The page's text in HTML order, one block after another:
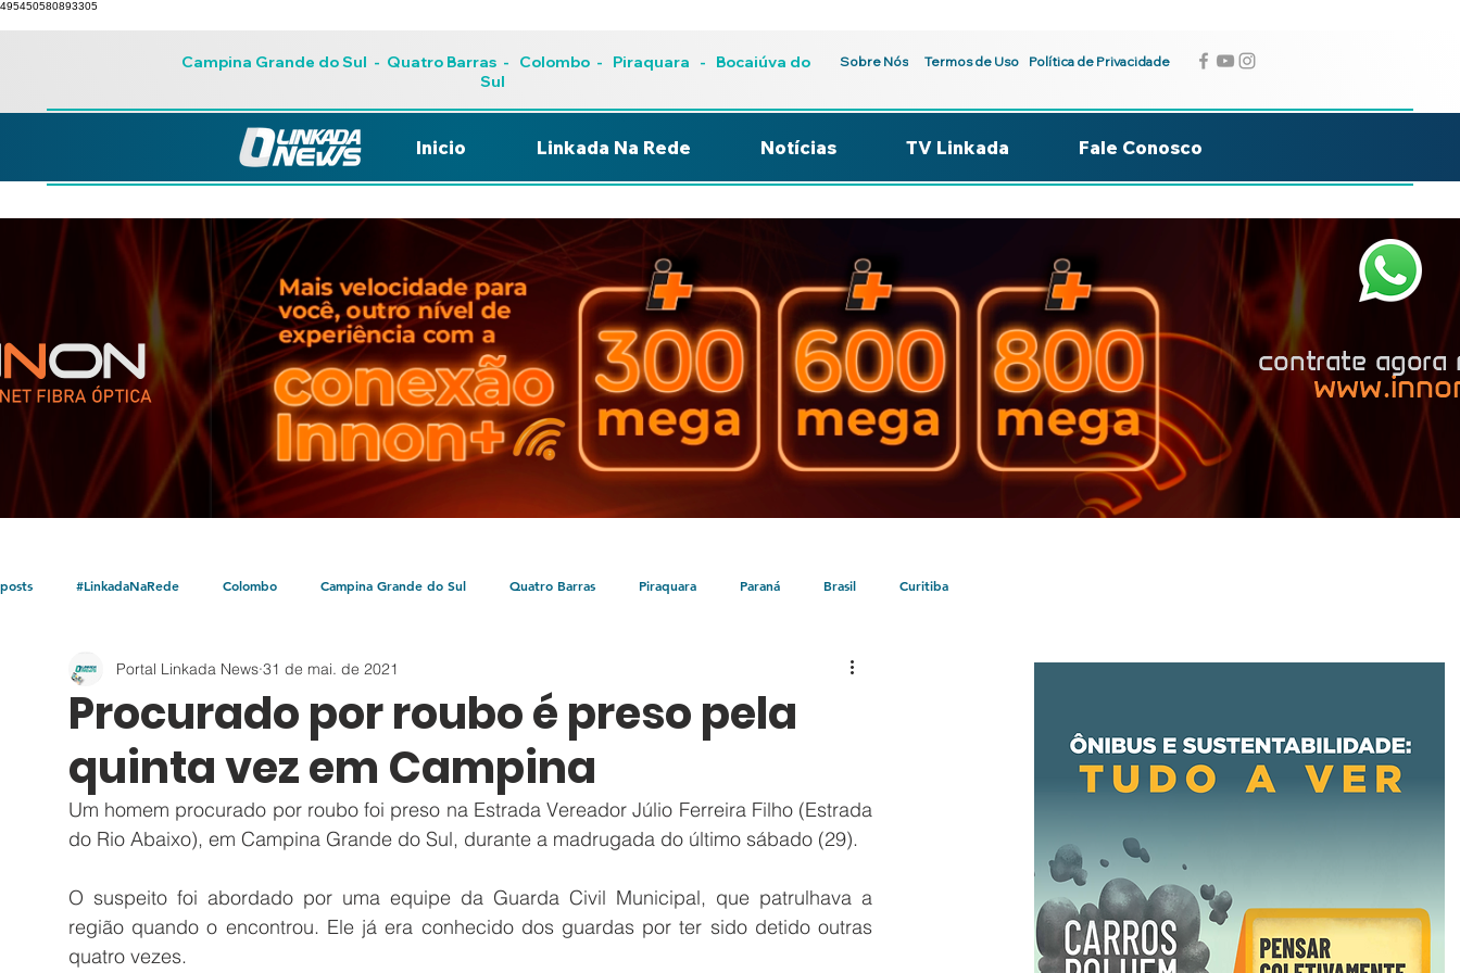
495450580893305
Campina Grande do Sul - Quatro Barras- Colombo- Piraquara - Bocaiúva do
Sul
Sobre Nós Termos de Uso Política de Privacidade
Inicio Linkada Na Rede Notícias TV Linkada Fale Conosco
#LinkadaNaRede Colombo Campina Grande do Sul Quatro Barras Piraquara Paraná Brasil Curitiba
Policial Bocaiúva do Sul Litoral
Procurado por roubo é preso pela
quinta vez em Campina
Portal Linkada News 31 de mai. de 2021
Um homem procurado por roubo foi preso na Estrada Vereador Júlio Ferreira Filho (Estrada
do Rio Abaixo), em Campina Grande do Sul, durante a madrugada do último sábado (29).
O suspeito foi abordado por uma equipe da Guarda Civil Municipal, que patrulhava a
região quando o encontrou. Ele já era conhecido dos guardas por ter sido detido outras
quatro vezes.